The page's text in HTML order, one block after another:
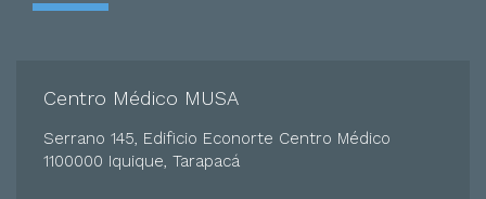
Centro Médico MUSA
Serrano 145, Edificio Econorte Centro Médico
1100000 Iquique, Tarapacá